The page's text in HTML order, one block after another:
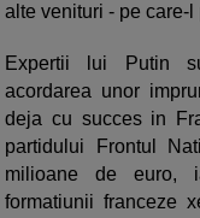
alte venituri - pe care-
Expertii lui Putin
acordarea unor
deja cu succes in
partidului Frontul
milioane de euro,
formatiunii franceze